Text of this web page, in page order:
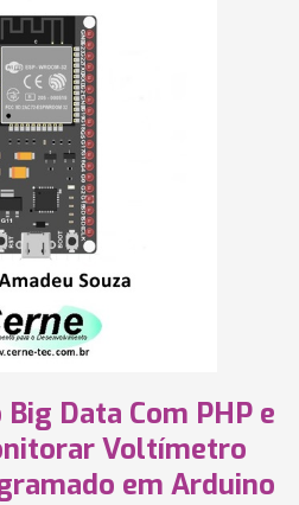
Data Com PHP e
Voltímetro
em Arduino